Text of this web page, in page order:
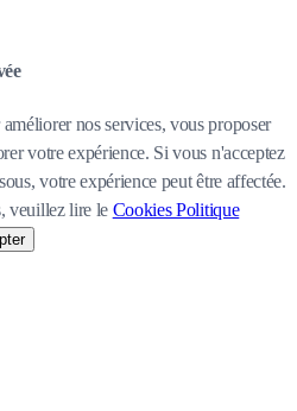
nos services, vous proposer
votre expérience. Si vous n'acceptez
votre expérience peut être affectée.
veuillez lire le Cookies Politique